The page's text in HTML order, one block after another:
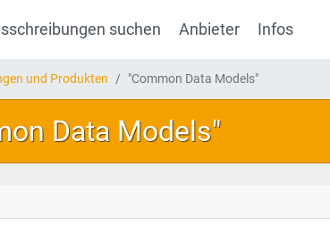
suchen Anbieter Infos
und Produkten "Common Data Models"
Data Models"